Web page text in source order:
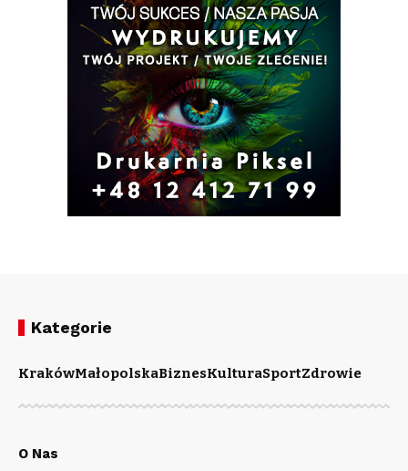
Kategorie
KrakówMałopolskaBiznesKulturaSportZdrowie
O Nas